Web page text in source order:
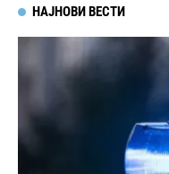
НАЈНОВИ ВЕСТИ